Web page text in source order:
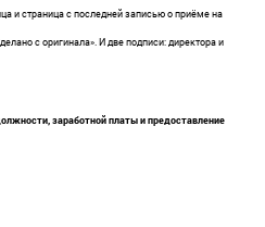
и страница с последней записью о приёме на
с оригинала». И две подписи: директора и
заработной платы и предоставление